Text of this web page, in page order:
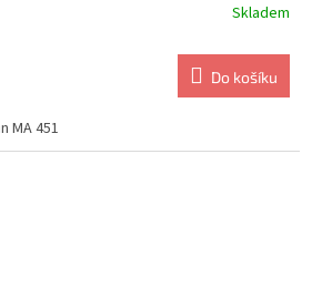
Skladem
Do košíku
MA 451